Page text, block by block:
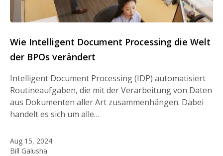
Wie Intelligent Document Processing die Welt
der BPOs verändert
Intelligent Document Processing (IDP) automatisiert
Routineaufgaben, die mit der Verarbeitung von Daten
aus Dokumenten aller Art zusammenhängen. Dabei
handelt es sich um alle…
Aug 15, 2024
Bill Galusha